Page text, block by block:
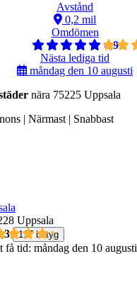
Avstånd
0,2 mil
Omdömen
4,9
Nästa lediga tid
måndag den 10 augusti
nära 75225 Uppsala
| Närmast | Snabbast
Uppsala
117 betyg
få tid: måndag den 10 augusti